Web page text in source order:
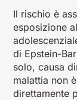
Il rischio è
esposizione
di Epstein-
solo, causa
malattia non
direttamente